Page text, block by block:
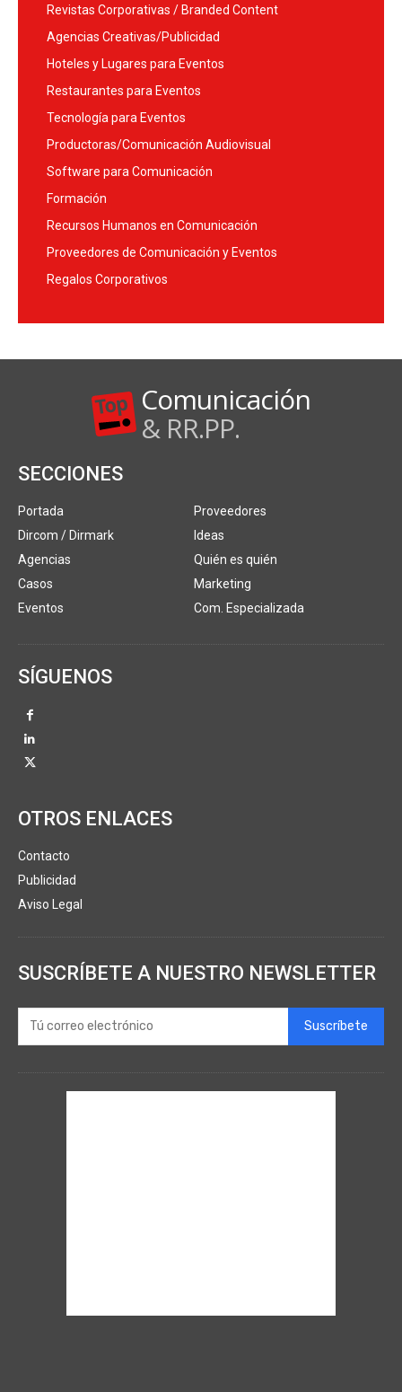
Revistas Corporativas / Branded Content
Agencias Creativas/Publicidad
Hoteles y Lugares para Eventos
Restaurantes para Eventos
Tecnología para Eventos
Productoras/Comunicación Audiovisual
Software para Comunicación
Formación
Recursos Humanos en Comunicación
Proveedores de Comunicación y Eventos
Regalos Corporativos
Comunicación
& RR.PP.
SECCIONES
Portada
Dircom / Dirmark
Agencias
Casos
Eventos
Proveedores
Ideas
Quién es quién
Marketing
Com. Especializada
SÍGUENOS
OTROS ENLACES
Contacto
Publicidad
Aviso Legal
SUSCRÍBETE A NUESTRO NEWSLETTER
Suscríbete